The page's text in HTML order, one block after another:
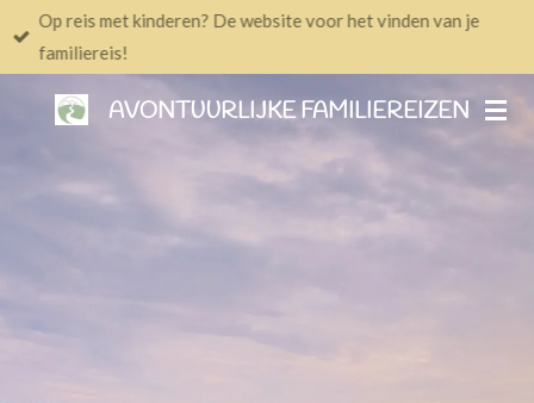
Ga
direct
AVONTUURLIJKE FAMILIEREIZEN
Op reis met kinderen? De website voor het vinden van je
familiereis!